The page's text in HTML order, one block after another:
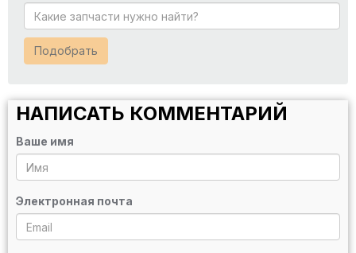
Подобрать
НАПИСАТЬ КОММЕНТАРИЙ
Ваше имя
Электронная почта